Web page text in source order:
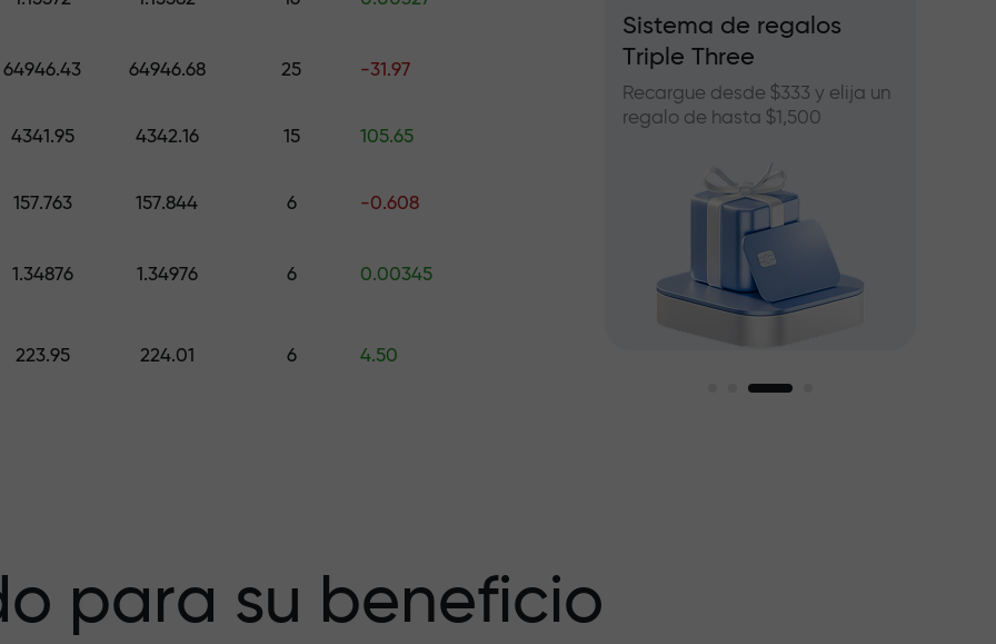
de regalos
— garantizamos
64946.43 64946.68 25 -31.97
4341.95 4342.16 15 105.65
157.763 157.844 6 -0.608
1.34876 1.34976 6 0.00345
223.95 224.01 6 4.50
Aprenda a operar desde cero —
Pronósticos diarios de Forex,
Sistema de regalos
Triple Three
Recargue desde $333 y elija un
regalo de hasta $1,500
para su beneficio